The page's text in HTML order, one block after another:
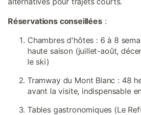
Réservations conseillées:
Chambres d'hôtes : 6 à 8
haute saison (juillet-août,
le ski)
Tramway du Mont Blanc : 48
avant la visite, indispensable
Tables gastronomiques (Le